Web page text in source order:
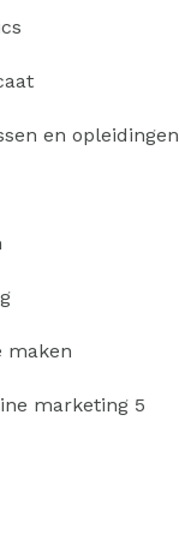
en opleidingen
maken
marketing 5